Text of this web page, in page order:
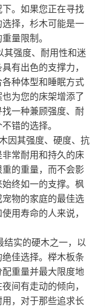
。如果您正在寻找
择，杉木可能是一
量限制。
其强度、耐用性和迷
有出色的支撑力，
种体型和睡眠方式
为您的床架增添了
一种兼顾强度、耐
错的选择。
因其强度、硬度、抗
常耐用和持久的床
的重量，而不会影
终如一的支撑。枫
物的家庭的最佳选
用寿命的人来说，
实的硬木之一，以
佳选择。榉木板条
重量并最大限度地
间有走动的倾向，
，对于那些追求长